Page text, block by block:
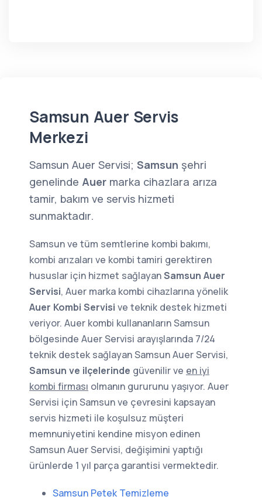
Samsun Auer Servis
Merkezi
Samsun Auer Servisi; Samsun şehri
genelinde Auer marka cihazlara arıza
tamir, bakım ve servis hizmeti
sunmaktadır.
Samsun ve tüm semtlerine kombi bakımı,
kombi arızaları ve kombi tamiri gerektiren
hususlar için hizmet sağlayanSamsun Auer
Servisi, Auer marka kombi cihazlarına yönelik
Auer Kombi Servisi ve teknik destek hizmeti
veriyor. Auer kombi kullananların Samsun
bölgesinde Auer Servisi arayışlarında 7/24
teknik destek sağlayan Samsun Auer Servisi,
Samsun ve ilçelerinde güvenilir ve en iyi
kombi firması olmanın gururunu yaşıyor. Auer
Servisi için Samsun ve çevresini kapsayan
servis hizmeti ile koşulsuz müşteri
memnuniyetini kendine misyon edinen
Samsun Auer Servisi, değişimini yaptığı
ürünlerde 1 yıl parça garantisi vermektedir.
Samsun Petek Temizleme